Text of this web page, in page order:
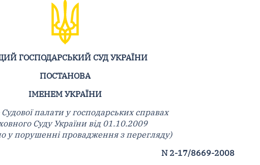
ГОСПОДАРСЬКИЙ СУД УКРАЇНИ
ПОСТАНОВА
ІМЕНЕМ УКРАЇНИ
палати у господарських справах
Суду України від 01.10.2009
у порушенні провадження з перегляду)
N 2-17/8669-2008